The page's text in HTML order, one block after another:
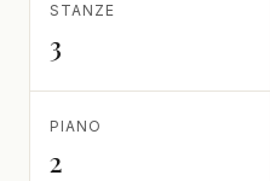
STANZE
3
PIANO
2